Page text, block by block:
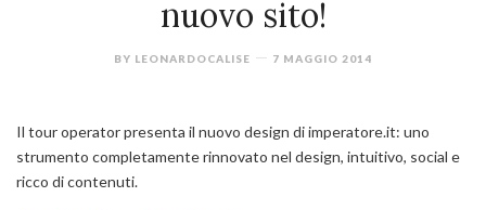
nuovo sito!
BY LEONARDOCALISE 7 MAGGIO 2014
Il tour operator presenta il nuovo design di imperatore.it: uno
strumento completamente rinnovato nel design, intuitivo, social e
ricco di contenuti.